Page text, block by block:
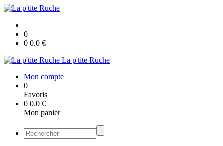
0
0 0.0 €
La p'tite Ruche
Mon compte
0
Favoris
0 0.0 €
Mon panier